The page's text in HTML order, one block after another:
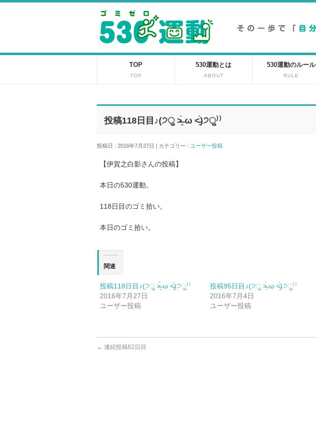
TOP
TOP
530運動とは
ABOUT
530運動のルール
RULE
投稿118日目♪(੭ु ˃̶͈̀ ω ˂̶͈́)੭ु⁾⁾
投稿日 : 2016年7月27日 | カテゴリー : ユーザー投稿
【伊賀之白影さんの投稿】
本日の530運動。
118日目のゴミ拾い。
本日のゴミ拾い。
関連
投稿118日目♪(੭ु ˃̶͈̀ ω ˂̶͈́)੭ु⁾⁾
2016年7月27日
ユーザー投稿
投稿95日目♪(੭ु ˃̶͈̀ ω ˂̶͈́)੭ु⁾⁾
2016年7月4日
ユーザー投稿
← 連続投稿62日目